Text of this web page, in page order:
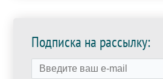
Подписка на рассылку: